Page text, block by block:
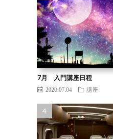
7月 入門講座日程
2020.07.04 講座